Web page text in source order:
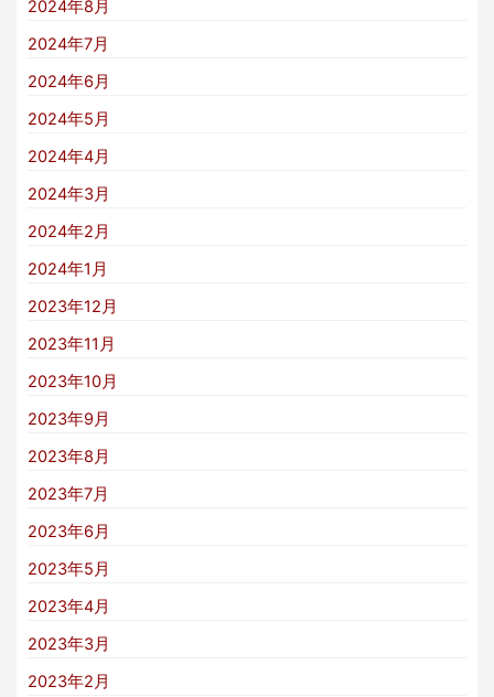
2024年8月
2024年7月
2024年6月
2024年5月
2024年4月
2024年3月
2024年2月
2024年1月
2023年12月
2023年11月
2023年10月
2023年9月
2023年8月
2023年7月
2023年6月
2023年5月
2023年4月
2023年3月
2023年2月